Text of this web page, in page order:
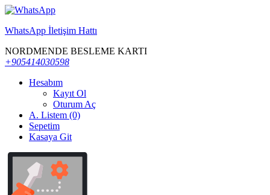
WhatsApp İletişim Hattı
NORDMENDE BESLEME KARTI
+905414030598
Hesabım
Kayıt Ol
Oturum Aç
A. Listem (0)
Sepetim
Kasaya Git